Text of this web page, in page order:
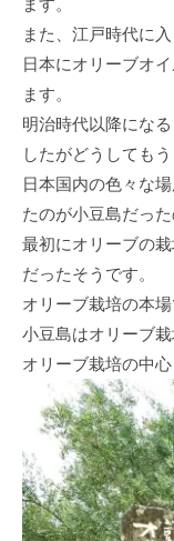
ます。
また、江戸時代に
日本にオリーブオ
ます。
明治時代以降にな
したがどうしても
日本国内の色々な
たのが小豆島だった
最初にオリーブの
だったそうです。
オリーブ栽培の本
小豆島はオリーブ
オリーブ栽培の中心